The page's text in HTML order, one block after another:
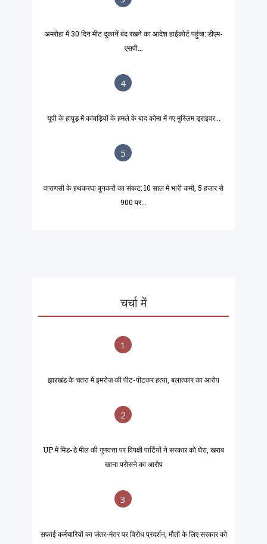
अमरोहा में 30 दिन मीट दुकानें बंद रखने का आदेश हाईकोर्ट पहुंचा: डीएम-
एसपी...
4
यूपी के हापुड़ में कांवड़ियों के हमले के बाद कोमा में गए मुस्लिम ड्राइवर...
5
वाराणसी के हथकरघा बुनकरों का संकट: 10 साल में भारी कमी, 5 हजार से
900 पर...
चर्चा में
1
झारखंड के चतरा में इमरोज़ की पीट-पीटकर हत्या, बलात्कार का आरोप
2
UP में मिड-डे मील की गुणवत्ता पर विपक्षी पार्टियों ने सरकार को घेरा, खराब
खाना परोसने का आरोप
3
सफाई कर्मचारियों का जंतर-मंतर पर विरोध प्रदर्शन, मौतों के लिए सरकार को